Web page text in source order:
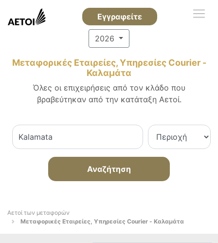
Εγγραφείτε
2026
Μεταφορικές Εταιρείες, Υπηρεσίες Courier -
Καλαμάτα
Όλες οι επιχειρήσεις από τον κλάδο που
βραβεύτηκαν από την κατάταξη Αετοί.
Αναζήτηση
Αετοί των μεταφορών
Μεταφορικές Εταιρείες, Υπηρεσίες Courier - Καλαμάτα